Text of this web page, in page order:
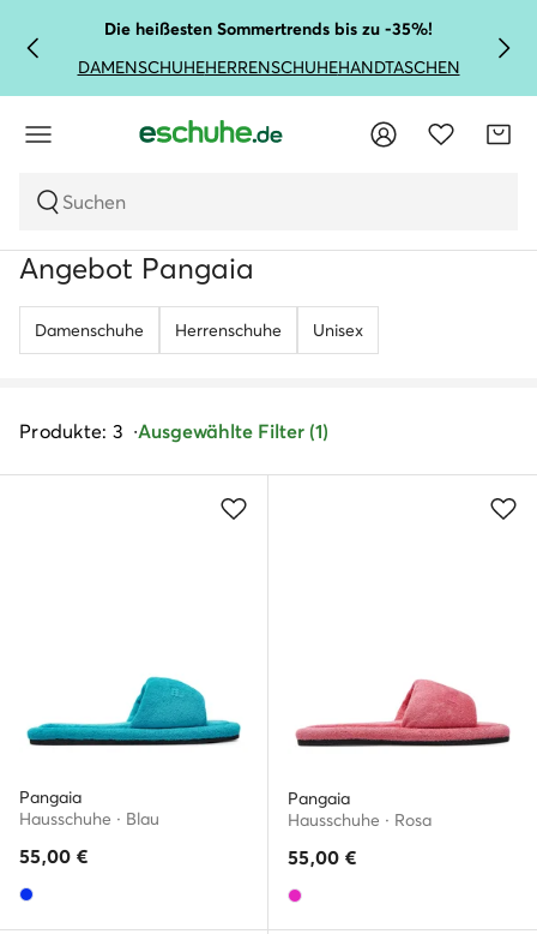
Die heißesten Sommertrends bis zu -35%!
DAMENSCHUHEHERRENSCHUHEHANDTASCHEN
Suchen
Angebot Pangaia
Damenschuhe Herrenschuhe Unisex
Produkte: 3 Ausgewählte Filter (1)
Pangaia
Hausschuhe · Blau
55,00 €
Pangaia
Hausschuhe · Rosa
55,00 €